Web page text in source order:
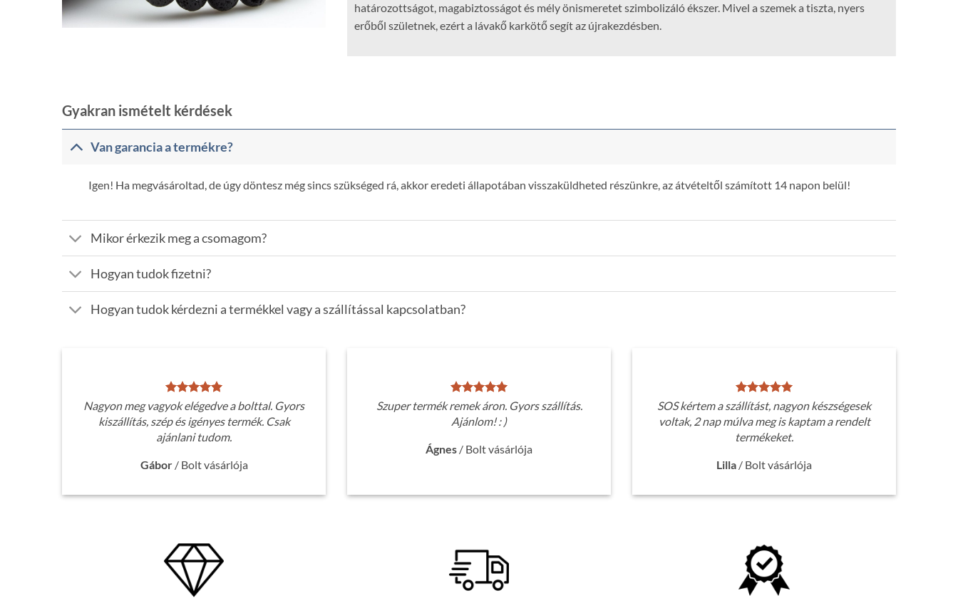
határozottságot, magabiztosságot és mély önismeretet szimbolizáló ékszer. Mivel a szemek a tiszta, nyers
erőből születnek, ezért a lávakő karkötő segít az újrakezdésben.
Gyakran ismételt kérdések
Van garancia a termékre?
Igen! Ha megvásároltad, de úgy döntesz még sincs szükséged rá, akkor eredeti állapotában visszaküldheted részünkre, az átvételtől számított 14 napon belül!
Mikor érkezik meg a csomagom?
Hogyan tudok fizetni?
Hogyan tudok kérdezni a termékkel vagy a szállítással kapcsolatban?
Nagyon meg vagyok elégedve a bolttal. Gyors
kiszállítás, szép és igényes termék. Csak
ajánlani tudom.
Gábor / Bolt vásárlója
Szuper termék remek áron. Gyors szállítás.
Ajánlom! : )
Ágnes / Bolt vásárlója
SOS kértem a szállítást, nagyon készségesek
voltak, 2 nap múlva meg is kaptam a rendelt
termékeket.
Lilla / Bolt vásárlója